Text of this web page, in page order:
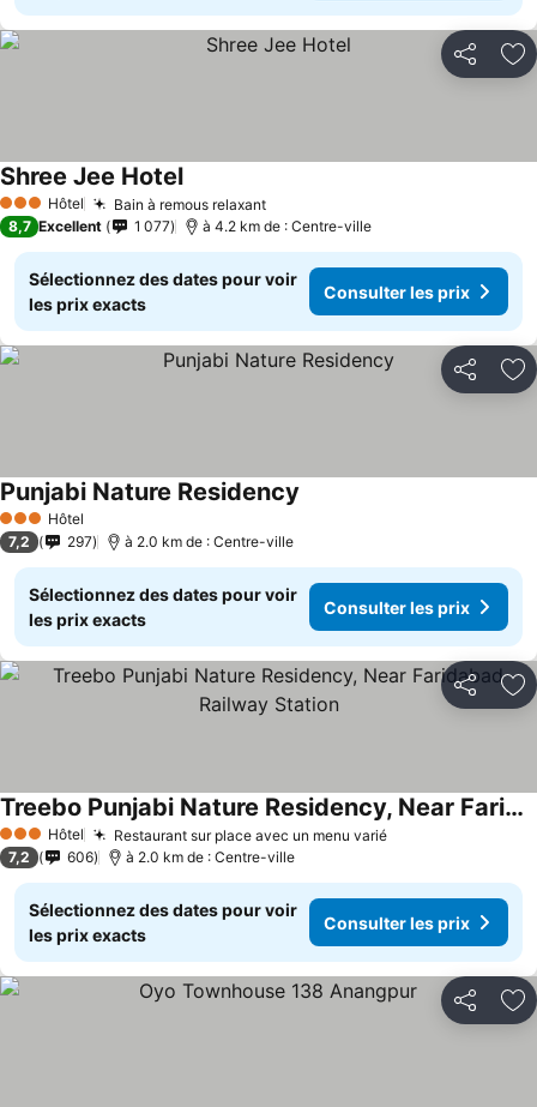
Partager
3 ÉtoilesHôtel Bain à remous relaxant
Shree Jee Hotel
8,7 Excellent 1 077 à 4.2 km de : Centre-ville
Sélectionnez des dates pour voir
les prix exacts
Consulter les prix
Partager
3 ÉtoilesHôtel
Punjabi Nature Residency
7,2 297 à 2.0 km de : Centre-ville
Sélectionnez des dates pour voir
les prix exacts
Consulter les prix
Partager
3 ÉtoilesHôtel Restaurant sur place avec un menu varié
Treebo Punjabi Nature Residency, Near Faridabad Railway Station
7,2 606 à 2.0 km de : Centre-ville
Sélectionnez des dates pour voir
les prix exacts
Consulter les prix
Partager